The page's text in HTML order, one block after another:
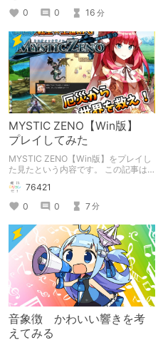
0
0 16 分
MYSTIC ZENO【Win版】
プレイしてみた
MYSTIC ZENO【Win版】をプレイし
た見たという内容です。 この記事は
通常のクリエイターズ記事です。
76421
0
0 7分
音象徴 かわいい響きを考
えてみる